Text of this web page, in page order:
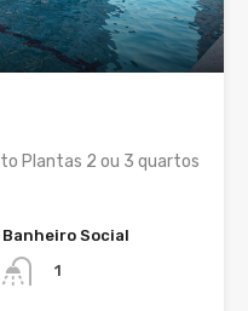
Plantas 2 ou 3 quartos
Banheiro Social
1